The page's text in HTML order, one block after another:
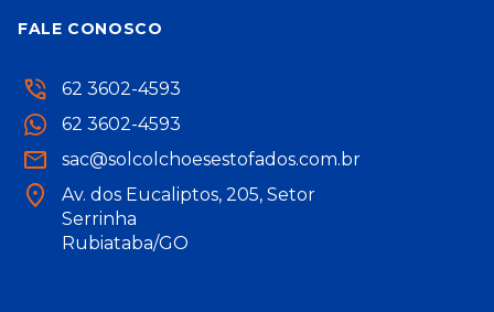
FALE CONOSCO
62 3602-4593
62 3602-4593
sac@solcolchoesestofados.com.br
Av. dos Eucaliptos, 205, Setor
Serrinha
Rubiataba/GO